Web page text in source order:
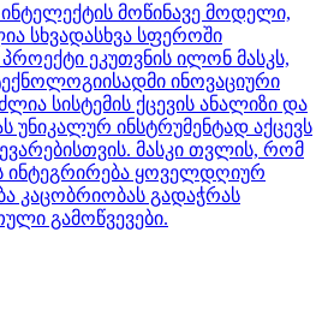
მოწინავე მოდელი,
სხვადასხვა სფეროში
პროექტი ეკუთვნის ილონ მასკს,
ინოვაციური
სისტემის ქცევის ანალიზი და
უნიკალურ ინსტრუმენტად აქცევს
მასკი თვლის, რომ
ინტეგრირება ყოველდღიურ
კაცობრიობას გადაჭრას
გამოწვევები.